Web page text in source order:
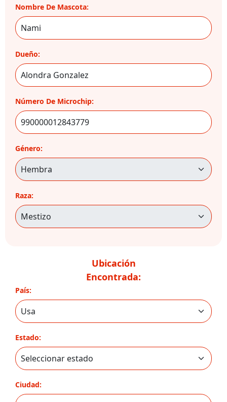
Nombre De Mascota:
Dueño:
Número De Microchip:
Género:
Raza:
Ubicación
Encontrada:
País:
Estado:
Ciudad: